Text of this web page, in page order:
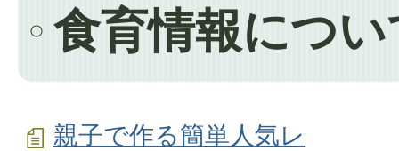
食育情報につい
親子で作る簡単人気レ